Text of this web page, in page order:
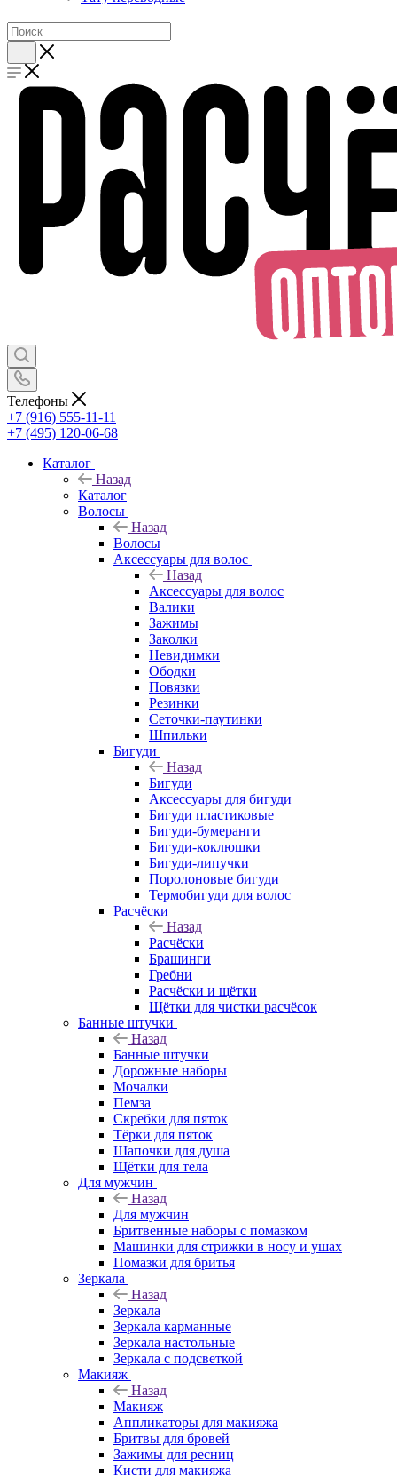
Телефоны
+7 (916) 555-11-11
+7 (495) 120-06-68
Каталог
Назад
Каталог
Волосы
Назад
Волосы
Аксессуары для волос
Назад
Аксессуары для волос
Валики
Зажимы
Заколки
Невидимки
Ободки
Повязки
Резинки
Сеточки-паутинки
Шпильки
Бигуди
Назад
Бигуди
Аксессуары для бигуди
Бигуди пластиковые
Бигуди-бумеранги
Бигуди-коклюшки
Бигуди-липучки
Поролоновые бигуди
Термобигуди для волос
Расчёски
Назад
Расчёски
Брашинги
Гребни
Расчёски и щётки
Щётки для чистки расчёсок
Банные штучки
Назад
Банные штучки
Дорожные наборы
Мочалки
Пемза
Скребки для пяток
Тёрки для пяток
Шапочки для душа
Щётки для тела
Для мужчин
Назад
Для мужчин
Бритвенные наборы с помазком
Машинки для стрижки в носу и ушах
Помазки для бритья
Зеркала
Назад
Зеркала
Зеркала карманные
Зеркала настольные
Зеркала с подсветкой
Макияж
Назад
Макияж
Аппликаторы для макияжа
Бритвы для бровей
Зажимы для ресниц
Кисти для макияжа